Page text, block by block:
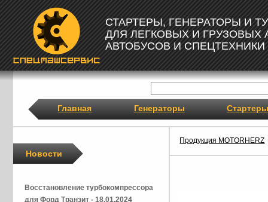
СТАРТЕРЫ, ГЕНЕРАТОРЫ И
ДЛЯ ЛЕГКОВЫХ И ГРУЗОВЫХ
АВТОБУСОВ И СПЕЦТЕХНИКИ
Главная Генераторы Стартеры
Продукция MOTORHERZ
Новости
Восстановление турбокомпрессора
для Форд Транзит - 18.01.2024